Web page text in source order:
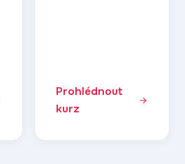
Prohlédnout
kurz